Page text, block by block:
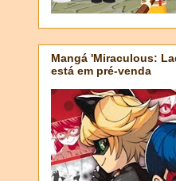
Mangá 'Miraculous:
está em pré-venda